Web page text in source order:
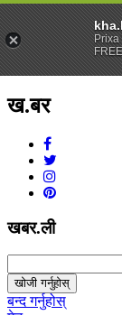
ख.बर
खबर.ली
खोजी गर्नुहोस्
बन्द गर्नुहोस्